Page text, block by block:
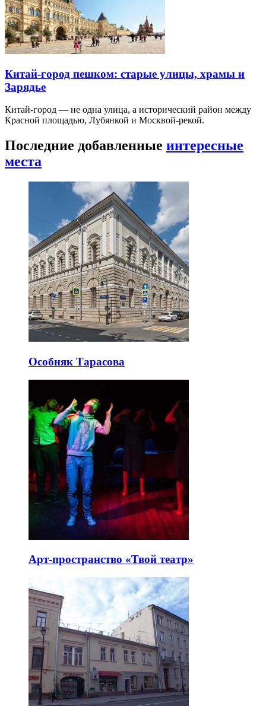
Китай-город пешком: старые улицы, храмы и
Зарядье
Китай-город — не одна улица, а исторический район между
Красной площадью, Лубянкой и Москвой-рекой.
Последние добавленные интересные
места
Особняк Тарасова
Арт-пространство «Твой театр»